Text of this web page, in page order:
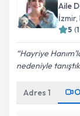
Aile
İzmir,
5 (1
Hayriye
nedeniyle
Adres 1